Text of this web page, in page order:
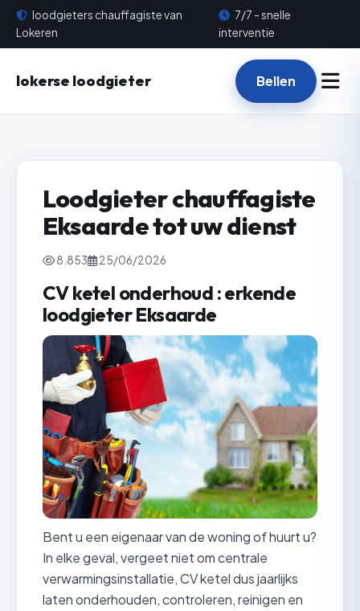
loodgieters chauffagiste van
Lokeren
7/7 - snelle
interventie
lokerse loodgieter Bellen
Loodgieter chauffagiste
Eksaarde tot uw dienst
8.853 25/06/2026
CV ketel onderhoud : erkende
loodgieter Eksaarde
Bent u een eigenaar van de woning of huurt u?
In elke geval, vergeet niet om centrale
verwarmingsinstallatie, CV ketel dus jaarlijks
laten onderhouden, controleren, reinigen en